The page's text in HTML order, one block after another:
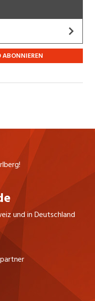
eine innovative
in den Bereichen
Team die
in
wir in
und in Deutschland